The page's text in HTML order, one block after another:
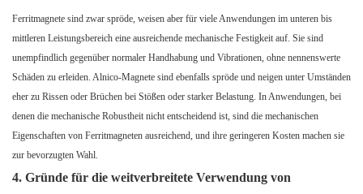
Ferritmagnete sind zwar spröde, weisen aber für viele Anwendungen im unteren bis
mittleren Leistungsbereich eine ausreichende mechanische Festigkeit auf. Sie sind
unempfindlich gegenüber normaler Handhabung und Vibrationen, ohne nennenswerte
Schäden zu erleiden. Alnico-Magnete sind ebenfalls spröde und neigen unter Umständen
eher zu Rissen oder Brüchen bei Stößen oder starker Belastung. In Anwendungen, bei
denen die mechanische Robustheit nicht entscheidend ist, sind die mechanischen
Eigenschaften von Ferritmagneten ausreichend, und ihre geringeren Kosten machen sie
zur bevorzugten Wahl.
4. Gründe für die weitverbreitete Verwendung von